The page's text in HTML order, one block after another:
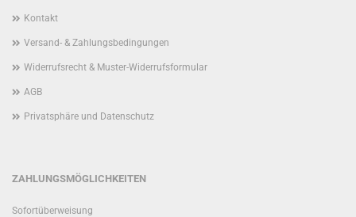
Kontakt
Versand- & Zahlungsbedingungen
Widerrufsrecht & Muster-Widerrufsformular
AGB
Privatsphäre und Datenschutz
ZAHLUNGSMÖGLICHKEITEN
Sofortüberweisung